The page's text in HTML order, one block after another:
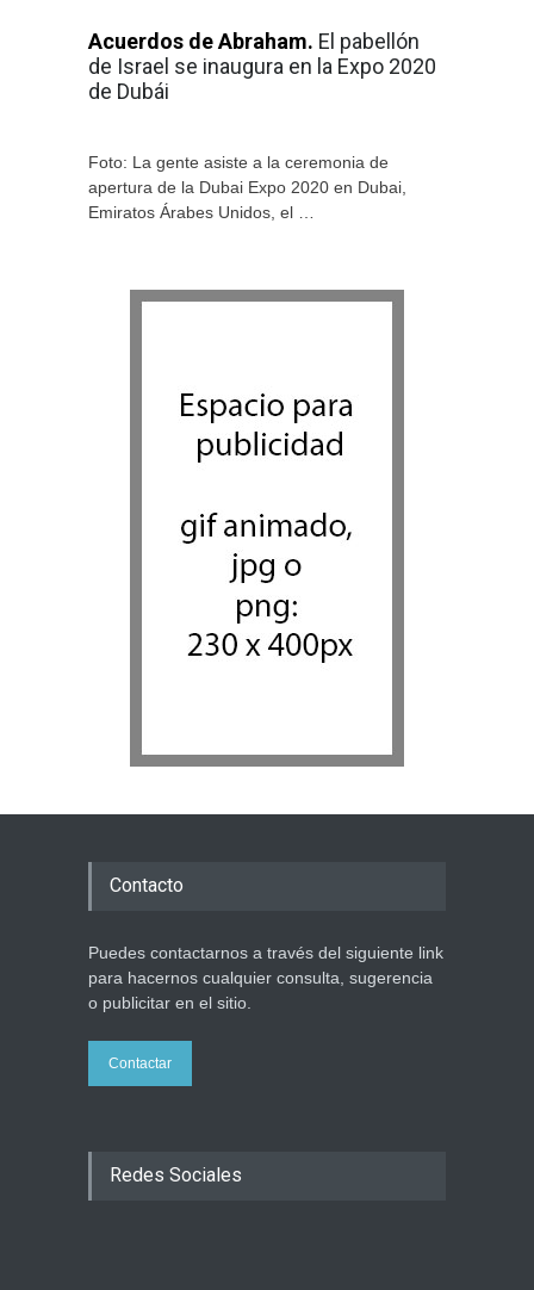
Acuerdos de Abraham. El pabellón
de Israel se inaugura en la Expo 2020
de Dubái
Foto: La gente asiste a la ceremonia de
apertura de la Dubai Expo 2020 en Dubai,
Emiratos Árabes Unidos, el …
Contacto
Puedes contactarnos a través del siguiente link
para hacernos cualquier consulta, sugerencia
o publicitar en el sitio.
Contactar
Redes Sociales